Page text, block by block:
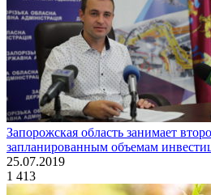
Запорожская область занимает
запланированным объемам
25.07.2019
1 413